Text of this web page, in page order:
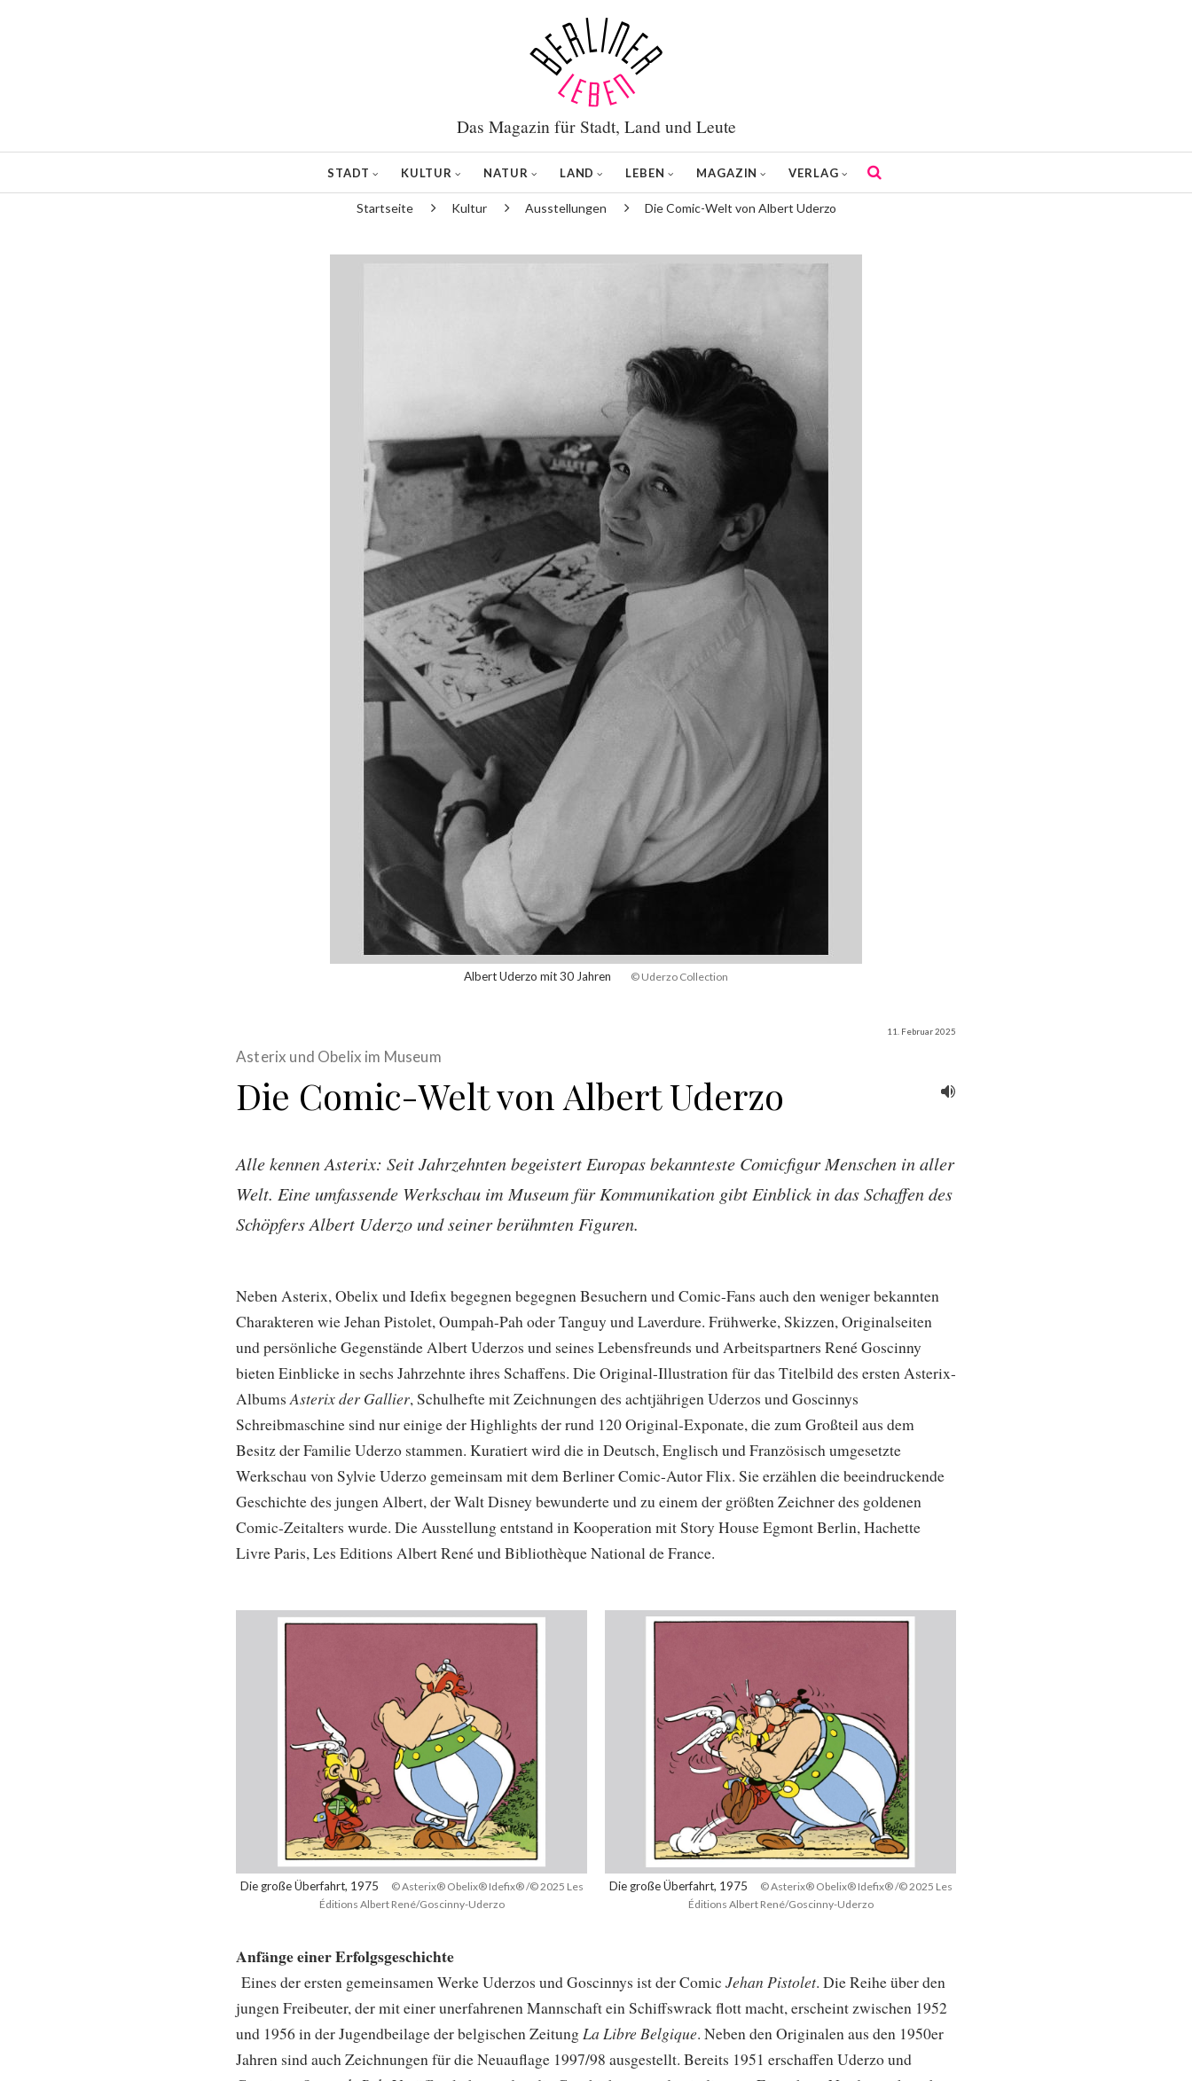
Das Magazin für Stadt, Land und Leute
STADT KULTUR NATUR LAND LEBEN MAGAZIN VERLAG
Startseite Kultur Ausstellungen Die Comic-Welt von Albert Uderzo
Albert Uderzo mit 30 Jahren © Uderzo Collection
11. Februar 2025
Asterix und Obelix im Museum
Die Comic-Welt von Albert Uderzo
Alle kennen Asterix: Seit Jahrzehnten begeistert Europas bekannteste Comicfigur Menschen in aller
Welt. Eine umfassende Werkschau im Museum für Kommunikation gibt Einblick in das Schaffen des
Schöpfers Albert Uderzo und seiner berühmten Figuren.
Neben Asterix, Obelix und Idefix begegnen begegnen Besuchern und Comic-Fans auch den weniger bekannten
Charakteren wie Jehan Pistolet, Oumpah-Pah oder Tanguy und Laverdure. Frühwerke, Skizzen, Originalseiten
und persönliche Gegenstände Albert Uderzos und seines Lebensfreunds und Arbeitspartners René Goscinny
bieten Einblicke in sechs Jahrzehnte ihres Schaffens. Die Original-Illustration für das Titelbild des ersten Asterix-
Albums Asterix der Gallier, Schulhefte mit Zeichnungen des achtjährigen Uderzos und Goscinnys
Schreibmaschine sind nur einige der Highlights der rund 120 Original-Exponate, die zum Großteil aus dem
Besitz der Familie Uderzo stammen. Kuratiert wird die in Deutsch, Englisch und Französisch umgesetzte
Werkschau von Sylvie Uderzo gemeinsam mit dem Berliner Comic-Autor Flix. Sie erzählen die beeindruckende
Geschichte des jungen Albert, der Walt Disney bewunderte und zu einem der größten Zeichner des goldenen
Comic-Zeitalters wurde. Die Ausstellung entstand in Kooperation mit Story House Egmont Berlin, Hachette
Livre Paris, Les Editions Albert René und Bibliothèque National de France.
Die große Überfahrt, 1975
© Asterix® Obelix® Idefix® /© 2025 Les
Éditions Albert René/Goscinny-Uderzo
Die große Überfahrt, 1975
© Asterix® Obelix® Idefix® /© 2025 Les
Éditions Albert René/Goscinny-Uderzo
Anfänge einer Erfolgsgeschichte
Eines der ersten gemeinsamen Werke Uderzos und Goscinnys ist der Comic Jehan Pistolet. Die Reihe über den
jungen Freibeuter, der mit einer unerfahrenen Mannschaft ein Schiffswrack flott macht, erscheint zwischen 1952
und 1956 in der Jugendbeilage der belgischen ZeitungLa Libre Belgique. Neben den Originalen aus den 1950er
Jahren sind auch Zeichnungen für die Neuauflage 1997/98 ausgestellt. Bereits 1951 erschaffen Uderzo und